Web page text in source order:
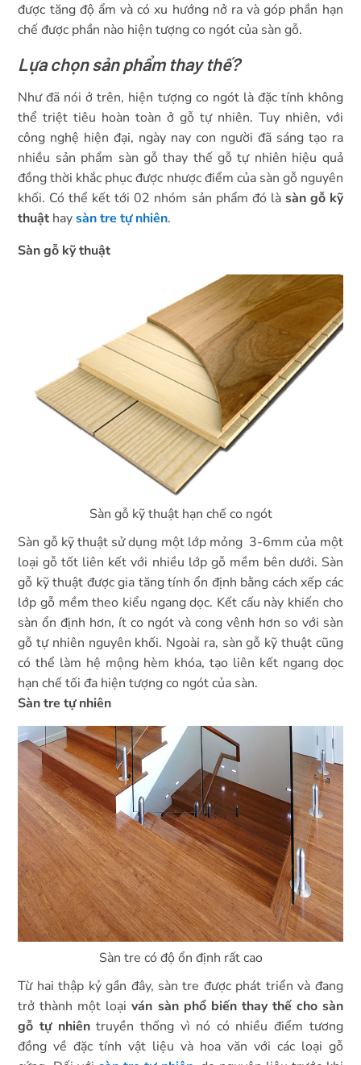
được tăng độ ẩm và có xu hướng nở ra và góp phần hạn
chế được phần nào hiện tượng co ngót của sàn gỗ.
Lựa chọn sản phẩm thay thế?
Như đã nói ở trên, hiện tượng co ngót là đặc tính không
thể triệt tiêu hoàn toàn ở gỗ tự nhiên. Tuy nhiên, với
công nghệ hiện đại, ngày nay con người đã sáng tạo ra
nhiều sản phẩm sàn gỗ thay thế gỗ tự nhiên hiệu quả
đồng thời khắc phục được nhược điểm của sàn gỗ nguyên
khối. Có thể kết tới 02 nhóm sản phẩm đó là sàn gỗ kỹ
thuật haysàn tre tự nhiên.
Sàn gỗ kỹ thuật
Sàn gỗ kỹ thuật hạn chế co ngót
Sàn gỗ kỹ thuật sử dụng một lớp mỏng 3-6mm của một
loại gỗ tốt liên kết với nhiều lớp gỗ mềm bên dưới. Sàn
gỗ kỹ thuật được gia tăng tính ổn định bằng cách xếp các
lớp gỗ mềm theo kiểu ngang dọc. Kết cấu này khiến cho
sàn ổn định hơn, ít co ngót và cong vênh hơn so với sàn
gỗ tự nhiên nguyên khối. Ngoài ra, sàn gỗ kỹ thuật cũng
có thể làm hệ mộng hèm khóa, tạo liên kết ngang dọc
hạn chế tối đa hiện tượng co ngót của sàn.
Sàn tre tự nhiên
Sàn tre có độ ổn định rất cao
Từ hai thập kỷ gần đây, sàn tre được phát triển và đang
trở thành một loại ván sàn phổ biến thay thế cho sàn
gỗ tự nhiêntruyền thống vì nó có nhiều điểm tương
đồng về đặc tính vật liệu và hoa văn với các loại gỗ